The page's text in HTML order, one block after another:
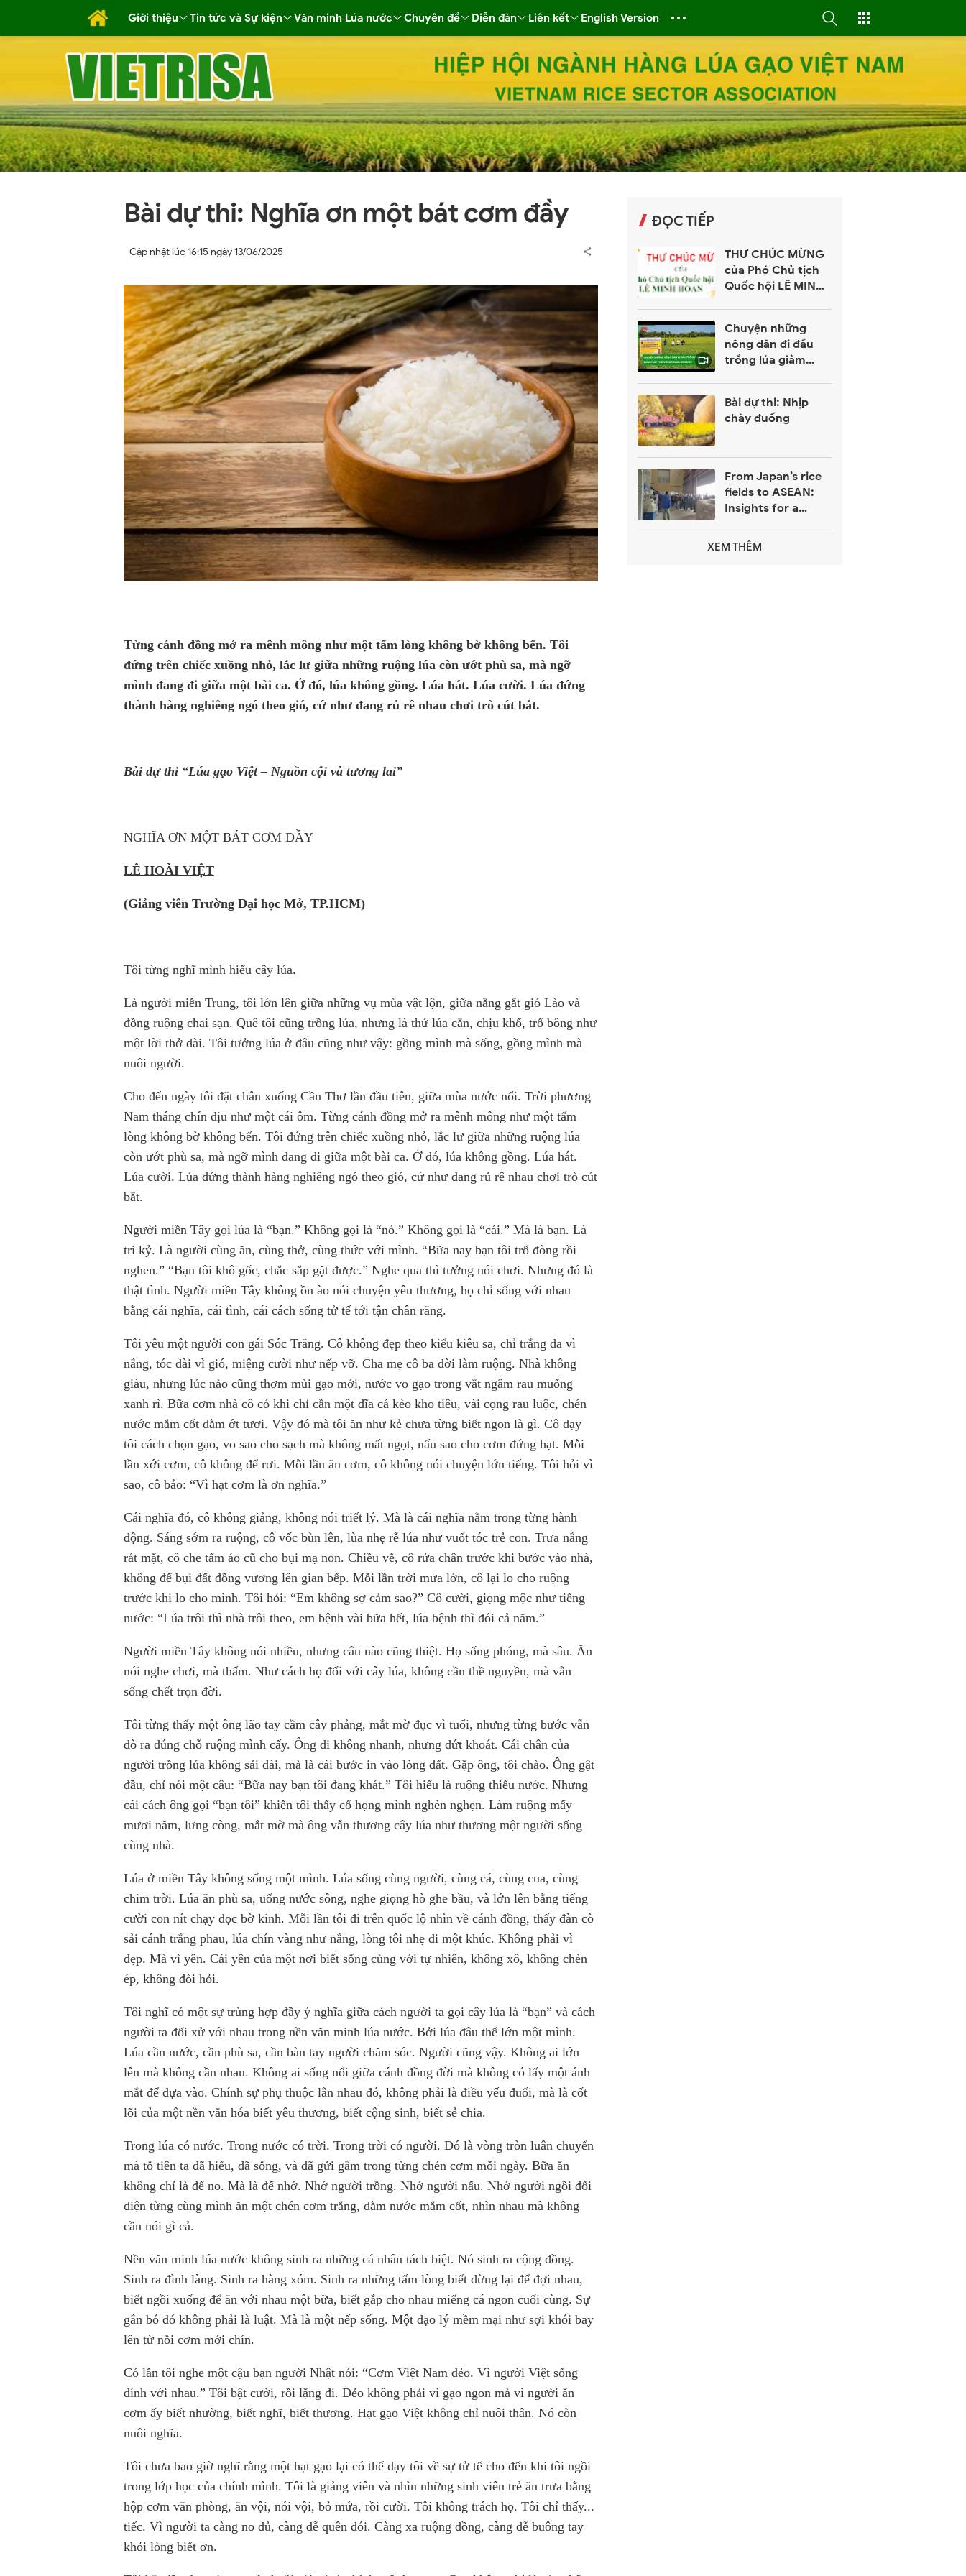
Giới thiệu Tin tức và Sự kiện Văn minh Lúa nước Chuyên đề Diễn đàn Liên kết English Version
Bài dự thi: Nghĩa ơn một bát cơm đầy
Cập nhật lúc 16:15 ngày 13/06/2025
Từng cánh đồng mở ra mênh mông như một tấm lòng không bờ không bến. Tôi
đứng trên chiếc xuồng nhỏ, lắc lư giữa những ruộng lúa còn ướt phù sa, mà ngỡ
mình đang đi giữa một bài ca. Ở đó, lúa không gồng. Lúa hát. Lúa cười. Lúa đứng
thành hàng nghiêng ngó theo gió, cứ như đang rủ rê nhau chơi trò cút bắt.
Bài dự thi “Lúa gạo Việt – Nguồn cội và tương lai”
NGHĨA ƠN MỘT BÁT CƠM ĐẦY
LÊ HOÀI VIỆT
(Giảng viên Trường Đại học Mở, TP.HCM)
Tôi từng nghĩ mình hiểu cây lúa.
Là người miền Trung, tôi lớn lên giữa những vụ mùa vật lộn, giữa nắng gắt gió Lào và
đồng ruộng chai sạn. Quê tôi cũng trồng lúa, nhưng là thứ lúa cằn, chịu khổ, trổ bông như
một lời thở dài. Tôi tưởng lúa ở đâu cũng như vậy: gồng mình mà sống, gồng mình mà
nuôi người.
Cho đến ngày tôi đặt chân xuống Cần Thơ lần đầu tiên, giữa mùa nước nổi. Trời phương
Nam tháng chín dịu như một cái ôm. Từng cánh đồng mở ra mênh mông như một tấm
lòng không bờ không bến. Tôi đứng trên chiếc xuồng nhỏ, lắc lư giữa những ruộng lúa
còn ướt phù sa, mà ngỡ mình đang đi giữa một bài ca. Ở đó, lúa không gồng. Lúa hát.
Lúa cười. Lúa đứng thành hàng nghiêng ngó theo gió, cứ như đang rủ rê nhau chơi trò cút
bắt.
Người miền Tây gọi lúa là “bạn.” Không gọi là “nó.” Không gọi là “cái.” Mà là bạn. Là
tri kỷ. Là người cùng ăn, cùng thở, cùng thức với mình. “Bữa nay bạn tôi trổ đòng rồi
nghen.” “Bạn tôi khô gốc, chắc sắp gặt được.” Nghe qua thì tưởng nói chơi. Nhưng đó là
thật tình. Người miền Tây không ồn ào nói chuyện yêu thương, họ chỉ sống với nhau
bằng cái nghĩa, cái tình, cái cách sống tử tế tới tận chân răng.
Tôi yêu một người con gái Sóc Trăng. Cô không đẹp theo kiểu kiêu sa, chỉ trắng da vì
nắng, tóc dài vì gió, miệng cười như nếp vỡ. Cha mẹ cô ba đời làm ruộng. Nhà không
giàu, nhưng lúc nào cũng thơm mùi gạo mới, nước vo gạo trong vắt ngâm rau muống
xanh rì. Bữa cơm nhà cô có khi chỉ cần một dĩa cá kèo kho tiêu, vài cọng rau luộc, chén
nước mắm cốt dằm ớt tươi. Vậy đó mà tôi ăn như kẻ chưa từng biết ngon là gì. Cô dạy
tôi cách chọn gạo, vo sao cho sạch mà không mất ngọt, nấu sao cho cơm đứng hạt. Mỗi
lần xới cơm, cô không để rơi. Mỗi lần ăn cơm, cô không nói chuyện lớn tiếng. Tôi hỏi vì
sao, cô bảo: “Vì hạt cơm là ơn nghĩa.”
Cái nghĩa đó, cô không giảng, không nói triết lý. Mà là cái nghĩa nằm trong từng hành
động. Sáng sớm ra ruộng, cô vốc bùn lên, lùa nhẹ rễ lúa như vuốt tóc trẻ con. Trưa nắng
rát mặt, cô che tấm áo cũ cho bụi mạ non. Chiều về, cô rửa chân trước khi bước vào nhà,
không để bụi đất đồng vương lên gian bếp. Mỗi lần trời mưa lớn, cô lại lo cho ruộng
trước khi lo cho mình. Tôi hỏi: “Em không sợ cảm sao?” Cô cười, giọng mộc như tiếng
nước: “Lúa trôi thì nhà trôi theo, em bệnh vài bữa hết, lúa bệnh thì đói cả năm.”
Người miền Tây không nói nhiều, nhưng câu nào cũng thiệt. Họ sống phóng, mà sâu. Ăn
nói nghe chơi, mà thấm. Như cách họ đối với cây lúa, không cần thề nguyền, mà vẫn
sống chết trọn đời.
Tôi từng thấy một ông lão tay cầm cây phảng, mắt mờ đục vì tuổi, nhưng từng bước vẫn
dò ra đúng chỗ ruộng mình cấy. Ông đi không nhanh, nhưng dứt khoát. Cái chân của
người trồng lúa không sải dài, mà là cái bước in vào lòng đất. Gặp ông, tôi chào. Ông gật
đầu, chỉ nói một câu: “Bữa nay bạn tôi đang khát.” Tôi hiểu là ruộng thiếu nước. Nhưng
cái cách ông gọi “bạn tôi” khiến tôi thấy cổ họng mình nghèn nghẹn. Làm ruộng mấy
mươi năm, lưng còng, mắt mờ mà ông vẫn thương cây lúa như thương một người sống
cùng nhà.
Lúa ở miền Tây không sống một mình. Lúa sống cùng người, cùng cá, cùng cua, cùng
chim trời. Lúa ăn phù sa, uống nước sông, nghe giọng hò ghe bầu, và lớn lên bằng tiếng
cười con nít chạy dọc bờ kinh. Mỗi lần tôi đi trên quốc lộ nhìn về cánh đồng, thấy đàn cò
sải cánh trắng phau, lúa chín vàng như nắng, lòng tôi nhẹ đi một khúc. Không phải vì
đẹp. Mà vì yên. Cái yên của một nơi biết sống cùng với tự nhiên, không xô, không chèn
ép, không đòi hỏi.
Tôi nghĩ có một sự trùng hợp đầy ý nghĩa giữa cách người ta gọi cây lúa là “bạn” và cách
người ta đối xử với nhau trong nền văn minh lúa nước. Bởi lúa đâu thể lớn một mình.
Lúa cần nước, cần phù sa, cần bàn tay người chăm sóc. Người cũng vậy. Không ai lớn
lên mà không cần nhau. Không ai sống nổi giữa cánh đồng đời mà không có lấy một ánh
mắt để dựa vào. Chính sự phụ thuộc lẫn nhau đó, không phải là điều yếu đuối, mà là cốt
lõi của một nền văn hóa biết yêu thương, biết cộng sinh, biết sẻ chia.
Trong lúa có nước. Trong nước có trời. Trong trời có người. Đó là vòng tròn luân chuyển
mà tổ tiên ta đã hiểu, đã sống, và đã gửi gắm trong từng chén cơm mỗi ngày. Bữa ăn
không chỉ là để no. Mà là để nhớ. Nhớ người trồng. Nhớ người nấu. Nhớ người ngồi đối
diện từng cùng mình ăn một chén cơm trắng, dằm nước mắm cốt, nhìn nhau mà không
cần nói gì cả.
Nền văn minh lúa nước không sinh ra những cá nhân tách biệt. Nó sinh ra cộng đồng.
Sinh ra đình làng. Sinh ra hàng xóm. Sinh ra những tấm lòng biết dừng lại để đợi nhau,
biết ngồi xuống để ăn với nhau một bữa, biết gắp cho nhau miếng cá ngon cuối cùng. Sự
gắn bó đó không phải là luật. Mà là một nếp sống. Một đạo lý mềm mại như sợi khói bay
lên từ nồi cơm mới chín.
Có lần tôi nghe một cậu bạn người Nhật nói: “Cơm Việt Nam dẻo. Vì người Việt sống
dính với nhau.” Tôi bật cười, rồi lặng đi. Dẻo không phải vì gạo ngon mà vì người ăn
cơm ấy biết nhường, biết nghĩ, biết thương. Hạt gạo Việt không chỉ nuôi thân. Nó còn
nuôi nghĩa.
Tôi chưa bao giờ nghĩ rằng một hạt gạo lại có thể dạy tôi về sự tử tế cho đến khi tôi ngồi
trong lớp học của chính mình. Tôi là giảng viên và nhìn những sinh viên trẻ ăn trưa bằng
hộp cơm văn phòng, ăn vội, nói vội, bỏ mứa, rồi cười. Tôi không trách họ. Tôi chỉ thấy...
tiếc. Vì người ta càng no đủ, càng dễ quên đói. Càng xa ruộng đồng, càng dễ buông tay
khỏi lòng biết ơn.
ĐỌC TIẾP
THƯ CHÚC MỪNG
của Phó Chủ tịch
Quốc hội LÊ MINH
Chuyện những
nông dân đi đầu
trồng lúa giảm
Bài dự thi: Nhịp
chày đuống
From Japan’s rice
fields to ASEAN:
Insights for a
farming future
XEM THÊM